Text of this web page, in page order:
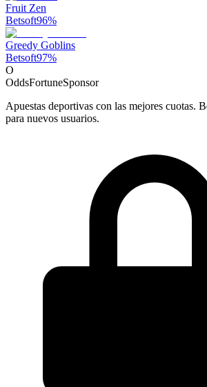
Fruit Zen
Betsoft96%
Greedy Goblins
Betsoft97%
O
OddsFortuneSponsor
Apuestas deportivas con las mejores cuotas.
para nuevos usuarios.